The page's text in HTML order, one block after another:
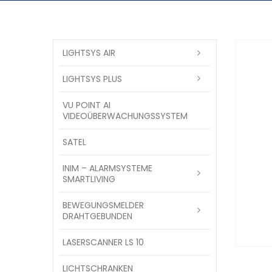
LIGHTSYS AIR
LIGHTSYS PLUS
VU POINT AI
VIDEOÜBERWACHUNGSSYSTEM
SATEL
INIM – ALARMSYSTEME
SMARTLIVING
BEWEGUNGSMELDER
DRAHTGEBUNDEN
LASERSCANNER LS 10
LICHTSCHRANKEN